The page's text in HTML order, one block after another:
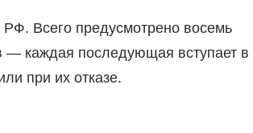
Всего предусмотрено восемь
— каждая последующая вступает в
при их отказе.